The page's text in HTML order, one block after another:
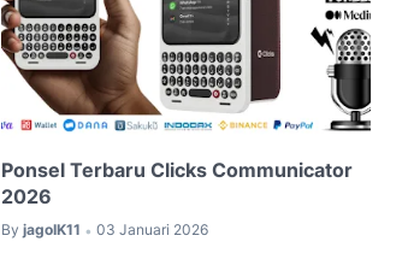
Ponsel Terbaru Clicks Communicator
2026
By jagoIK11 • 03 Januari 2026